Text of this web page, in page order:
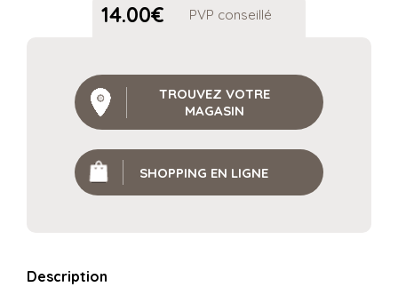
14.00€ PVP conseillé
TROUVEZ VOTRE
MAGASIN
SHOPPING EN LIGNE
Description